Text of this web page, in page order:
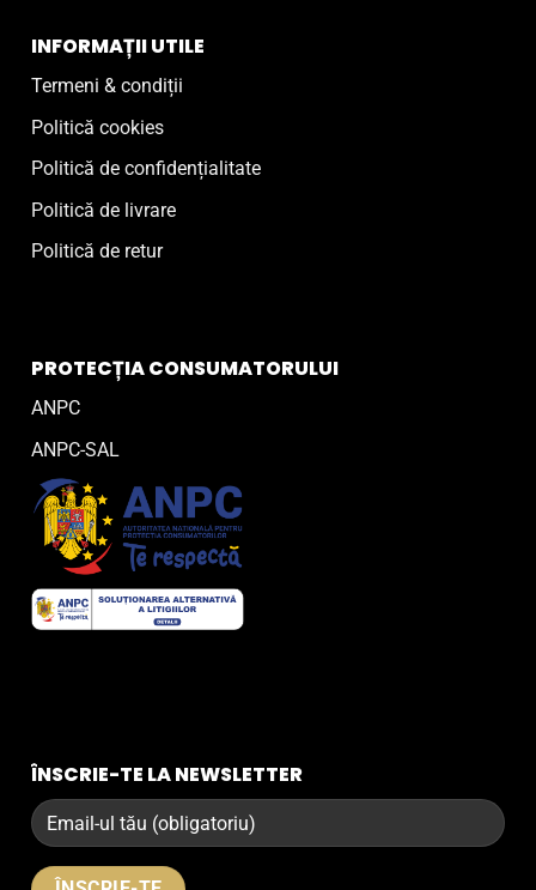
INFORMAȚII UTILE
Termeni & condiții
Politică cookies
Politică de confidențialitate
Politică de livrare
Politică de retur
PROTECȚIA CONSUMATORULUI
ANPC
ANPC-SAL
ÎNSCRIE-TE LA NEWSLETTER